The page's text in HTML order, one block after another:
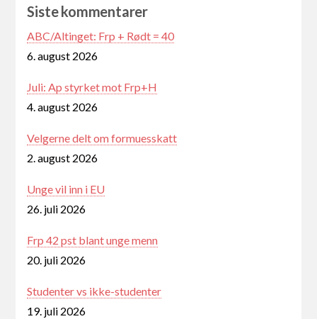
Siste kommentarer
ABC/Altinget: Frp + Rødt = 40
6. august 2026
Juli: Ap styrket mot Frp+H
4. august 2026
Velgerne delt om formuesskatt
2. august 2026
Unge vil inn i EU
26. juli 2026
Frp 42 pst blant unge menn
20. juli 2026
Studenter vs ikke-studenter
19. juli 2026